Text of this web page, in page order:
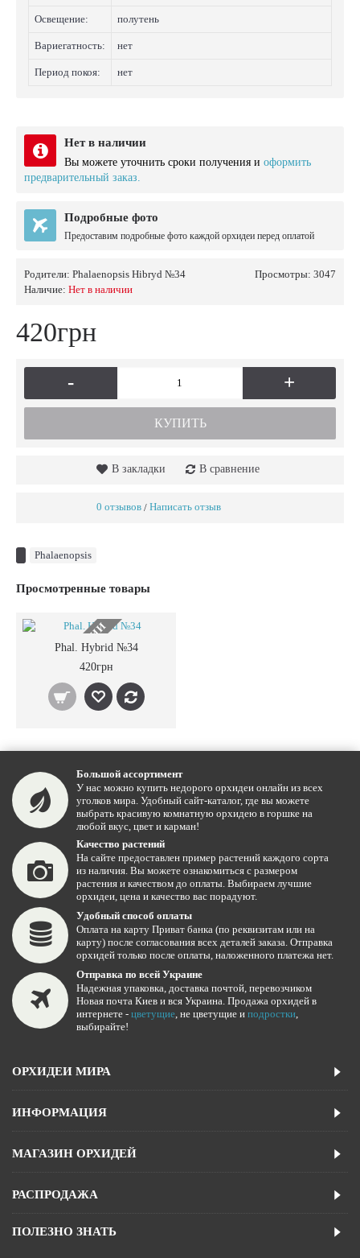
Освещение: полутень
Вариегатность: нет
Период покоя: нет
Нет в наличии
Вы можете уточнить сроки получения и оформить
предварительный заказ.
Подробные фото
Предоставим подробные фото каждой орхидеи перед оплатой
Просмотры: 3047
Родители: Phalaenopsis Hibryd №34
Наличие: Нет в наличии
420грн
- +
КУПИТЬ
В закладки В сравнение
0 отзывов / Написать отзыв
Phalaenopsis
Просмотренные товары
НЕТ В НАЛИЧИИ
Phal. Hybrid №34
420грн
Большой ассортимент
У нас можно купить недорого орхидеи онлайн из всех
уголков мира. Удобный сайт-каталог, где вы можете
выбрать красивую комнатную орхидею в горшке на
любой вкус, цвет и карман!
Качество растений
На сайте предоставлен пример растений каждого сорта
из наличия. Вы можете ознакомиться с размером
растения и качеством до оплаты. Выбираем лучшие
орхидеи, цена и качество вас порадуют.
Удобный способ оплаты
Оплата на карту Приват банка (по реквизитам или на
карту) после согласования всех деталей заказа. Отправка
орхидей только после оплаты, наложенного платежа нет.
Отправка по всей Украине
Надежная упаковка, доставка почтой, перевозчиком
Новая почта Киев и вся Украина. Продажа орхидей в
интернете - цветущие, не цветущие и подростки,
выбирайте!
ОРХИДЕИ МИРА
ИНФОРМАЦИЯ
МАГАЗИН ОРХИДЕЙ
РАСПРОДАЖА
ПОЛЕЗНО ЗНАТЬ